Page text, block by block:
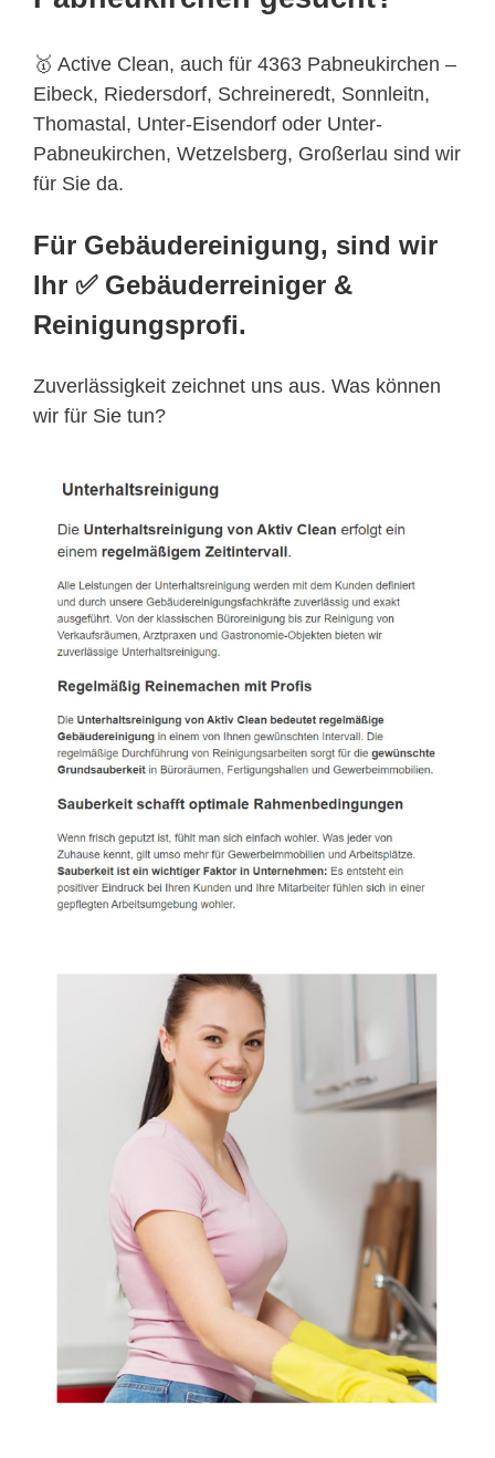
🥇 Active Clean, auch für 4363 Pabneukirchen –
Eibeck, Riedersdorf, Schreineredt, Sonnleitn,
Thomastal, Unter-Eisendorf oder Unter-
Pabneukirchen, Wetzelsberg, Großerlau sind wir
für Sie da.
Für Gebäudereinigung, sind wir
Ihr ✅ Gebäuderreiniger &
Reinigungsprofi.
Zuverlässigkeit zeichnet uns aus. Was können
wir für Sie tun?